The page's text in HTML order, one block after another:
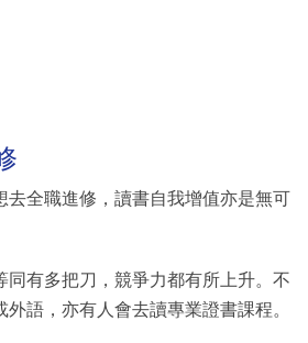
去全職進修，讀書自我增值亦是無可
同有多把刀，競爭力都有所上升。不
語，亦有人會去讀專業證書課程。